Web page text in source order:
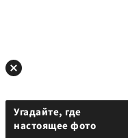
Угадайте, где
настоящее фото